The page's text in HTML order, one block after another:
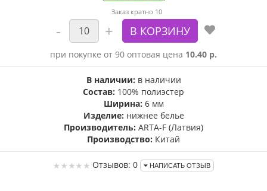
Заказ кратно 10
при покупке от 90 оптовая цена 10.40 р.
В наличии: в наличии
Состав: 100% полиэстер
Ширина: 6 мм
Изделие: нижнее белье
Производитель: ARTA-F (Латвия)
Производство: Китай
Отзывов: 0 НАПИСАТЬ ОТЗЫВ